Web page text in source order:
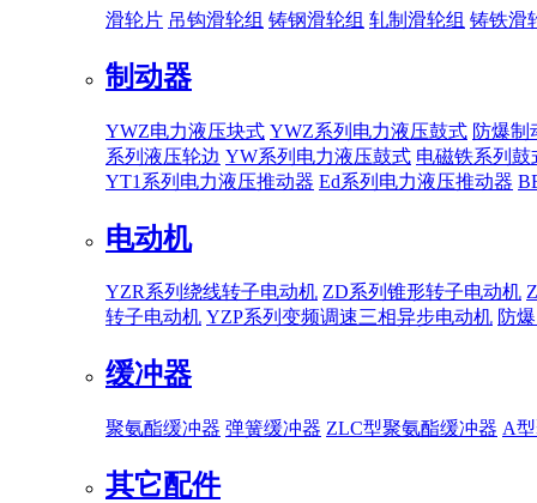
滑轮片 吊钩滑轮组 铸钢滑轮组 轧制滑轮组 铸铁滑
制动器
YWZ电力液压块式 YWZ系列电力液压鼓式 防爆制
系列液压轮边 YW系列电力液压鼓式 电磁铁系列鼓
YT1系列电力液压推动器 Ed系列电力液压推动器
电动机
YZR系列绕线转子电动机 ZD系列锥形转子电动机
转子电动机 YZP系列变频调速三相异步电动机 防
缓冲器
聚氨酯缓冲器 弹簧缓冲器 ZLC型聚氨酯缓冲器 A
其它配件